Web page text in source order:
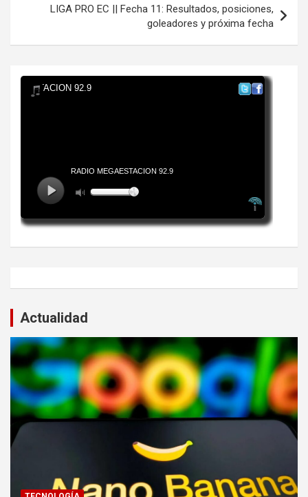
LIGA PRO EC || Fecha 11: Resultados, posiciones,
goleadores y próxima fecha
Actualidad